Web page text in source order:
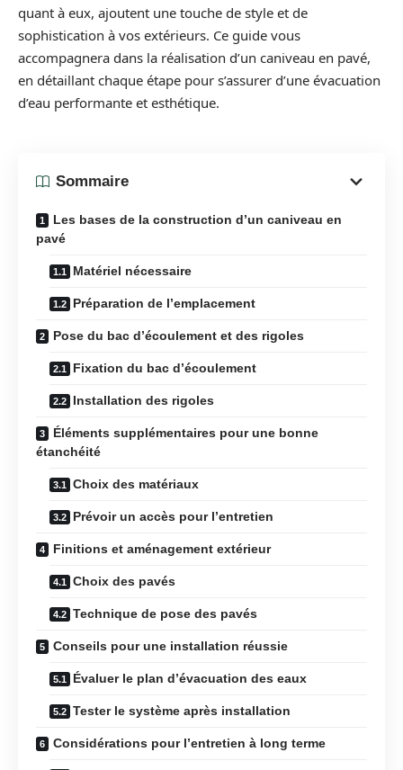
quant à eux, ajoutent une touche de style et de
sophistication à vos extérieurs. Ce guide vous
accompagnera dans la réalisation d’un caniveau en pavé,
en détaillant chaque étape pour s’assurer d’une évacuation
d’eau performante et esthétique.
Sommaire
Les bases de la construction d’un caniveau en
pavé
Matériel nécessaire
Préparation de l’emplacement
Pose du bac d’écoulement et des rigoles
Fixation du bac d’écoulement
Installation des rigoles
Éléments supplémentaires pour une bonne
étanchéité
Choix des matériaux
Prévoir un accès pour l’entretien
Finitions et aménagement extérieur
Choix des pavés
Technique de pose des pavés
Conseils pour une installation réussie
Évaluer le plan d’évacuation des eaux
Tester le système après installation
Considérations pour l’entretien à long terme